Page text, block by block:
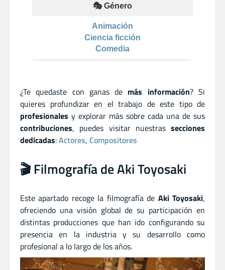
🎭 Género
Animación
Ciencia ficción
Comedia
¿Te quedaste con ganas de más información? Si
quieres profundizar en el trabajo de este tipo de
profesionales y explorar más sobre cada una de sus
contribuciones, puedes visitar nuestras secciones
dedicadas:Actores, Compositores
🎬 Filmografía de Aki Toyosaki
Este apartado recoge la filmografía de Aki Toyosaki,
ofreciendo una visión global de su participación en
distintas producciones que han ido configurando su
presencia en la industria y su desarrollo como
profesional a lo largo de los años.